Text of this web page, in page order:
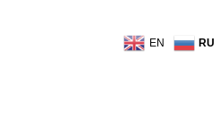
EN RU